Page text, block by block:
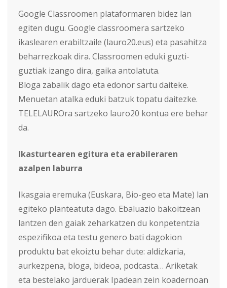
Google Classroomen plataformaren bidez lan
egiten dugu. Google classroomera sartzeko
ikaslearen erabiltzaile (lauro20.eus) eta pasahitza
beharrezkoak dira. Classroomen eduki guzti-
guztiak izango dira, gaika antolatuta.
Bloga zabalik dago eta edonor sartu daiteke.
Menuetan atalka eduki batzuk topatu daitezke.
TELELAUROra sartzeko lauro20 kontua ere behar
da.
Ikasturtearen egitura eta erabileraren
azalpen laburra
Ikasgaia eremuka (Euskara, Bio-geo eta Mate) lan
egiteko planteatuta dago. Ebaluazio bakoitzean
lantzen den gaiak zeharkatzen du konpetentzia
espezifikoa eta testu genero bati dagokion
produktu bat ekoiztu behar dute: aldizkaria,
aurkezpena, bloga, bideoa, podcasta… Ariketak
eta bestelako jarduerak Ipadean zein koadernoan